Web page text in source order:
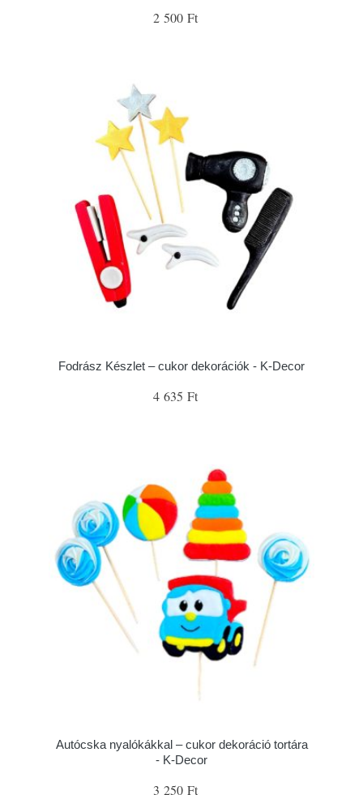
2 500 Ft
Fodrász Készlet – cukor dekorációk - K-Decor
4 635 Ft
Autócska nyalókákkal – cukor dekoráció tortára
- K-Decor
3 250 Ft